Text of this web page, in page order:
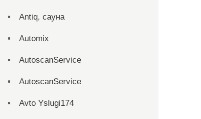
Antiq, сауна
Automix
AutoscanService
AutoscanService
Avto Yslugi174